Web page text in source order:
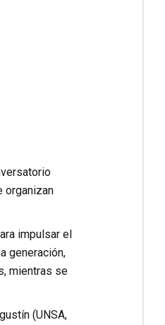
organizan
impulsar el
generación,
mientras se
(UNSA,